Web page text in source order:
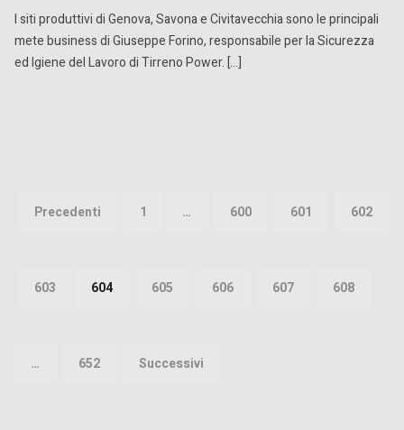
I siti produttivi di Genova, Savona e Civitavecchia sono le principali
mete business di Giuseppe Forino, responsabile per la Sicurezza
ed Igiene del Lavoro di Tirreno Power. […]
degli
articoli
Precedenti 1 … 600 601 602
603 604 605 606 607 608
… 652 Successivi